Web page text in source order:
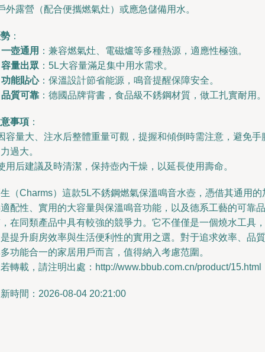
外露營（配合便攜燃氣灶）或應急儲備用水。
：
一壺通用 ：兼容燃氣灶、電磁爐等多種熱源，適應性極強。
容量出眾 ：5L大容量滿足集中用水需求。
功能貼心：保溫設計節省能源，鳴音提醒保障安全。
品質可靠 ：德國品牌背書，食品級不銹鋼材質，做工扎實耐用
事項 ：
容量大、注水后整體重量可觀，提握和傾倒時需注意，避免手
過大。
用后建議及時清潔，保持壺內干燥，以延長使用壽命。
（Charms）這款5L不銹鋼燃氣保溫鳴音水壺，憑借其通用的
配性、實用的大容量與保溫鳴音功能，以及德系工藝的可靠品
在同類產品中具有較強的競爭力。它不僅僅是一個燒水工具，
提升廚房效率與生活便利性的實用之選。對于追求效率、品質
功能合一的家居用戶而言，值得納入考慮范圍。
轉載，請注明出處：http://www.bbub.com.cn/product/15.html
時間：2026-08-04 20:21:00